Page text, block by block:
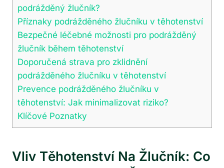
podrážděný žlučník?
Příznaky podrážděného žlučníku v těhotenství
Bezpečné léčebné možnosti pro podrážděný
žlučník během těhotenství
Doporučená strava pro zklidnění
podrážděného žlučníku v těhotenství
Prevence podrážděného žlučníku v
těhotenství: Jak minimalizovat riziko?
Klíčové Poznatky
Vliv Těhotenství Na Žlučník: Co